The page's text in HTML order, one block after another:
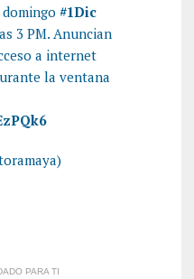
#1Dic
3 PM. Anuncian
a internet
la ventana
PARA TI